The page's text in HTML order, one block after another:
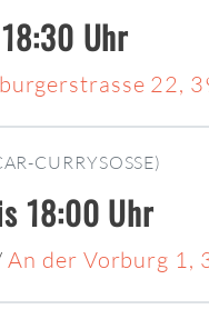
Uhr
22,
CURRYSOSSE)
18:00 Uhr
An der Vorburg 1,